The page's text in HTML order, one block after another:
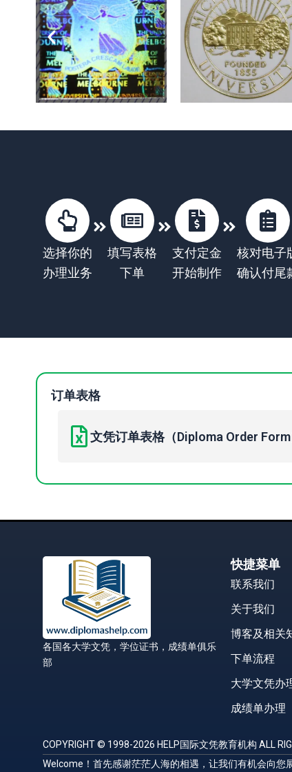
选择你的
办理业务
填写表格
下单
支付定金
开始制作
核对电子
确认付尾
订单表格
文凭订单表格（Diploma Order Form
各国各大学文凭，学位证书，成绩单俱乐
部
快捷菜单
联系我们
关于我们
博客及相关
下单流程
大学文凭办
成绩单办理
COPYRIGHT © 1998-2026 HELP国际文凭教育机构 ALL
Welcome！首先感谢茫茫人海的相遇，让我们有机会向您